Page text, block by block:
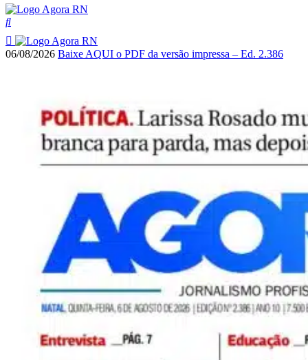
06/08/2026 Baixe AQUI o PDF da versão impressa – Ed. 2.386